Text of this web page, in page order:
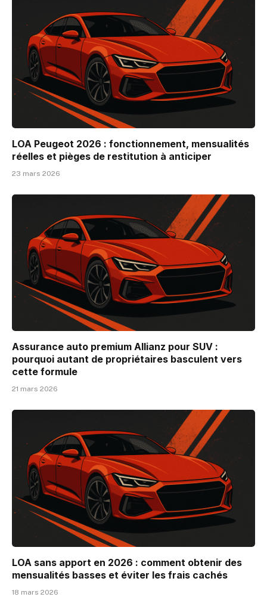
LOA Peugeot 2026 : fonctionnement, mensualités
réelles et pièges de restitution à anticiper
23 mars 2026
Assurance auto premium Allianz pour SUV :
pourquoi autant de propriétaires basculent vers
cette formule
21 mars 2026
LOA sans apport en 2026 : comment obtenir des
mensualités basses et éviter les frais cachés
18 mars 2026